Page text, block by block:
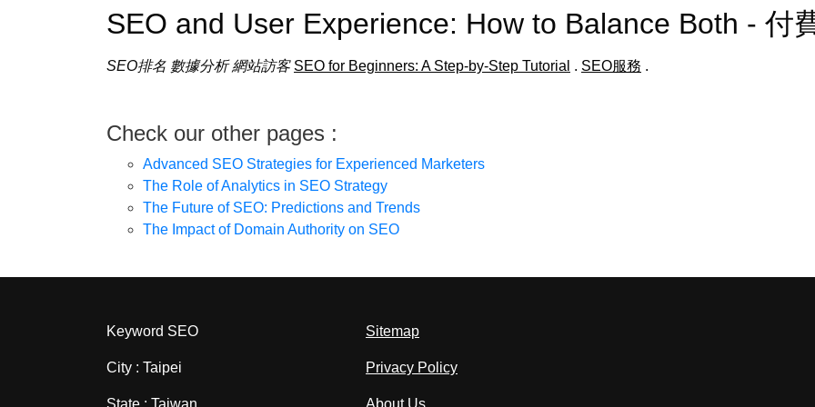
SEO and User Experience: How to Balance Both - 付
SEO排名 數據分析 網站訪客 SEO for Beginners: A Step-by-Step Tutorial . SEO服務 .
Check our other pages :
Advanced SEO Strategies for Experienced Marketers
The Role of Analytics in SEO Strategy
The Future of SEO: Predictions and Trends
The Impact of Domain Authority on SEO
Keyword SEO
City : Taipei
State : Taiwan
Sitemap
Privacy Policy
About Us